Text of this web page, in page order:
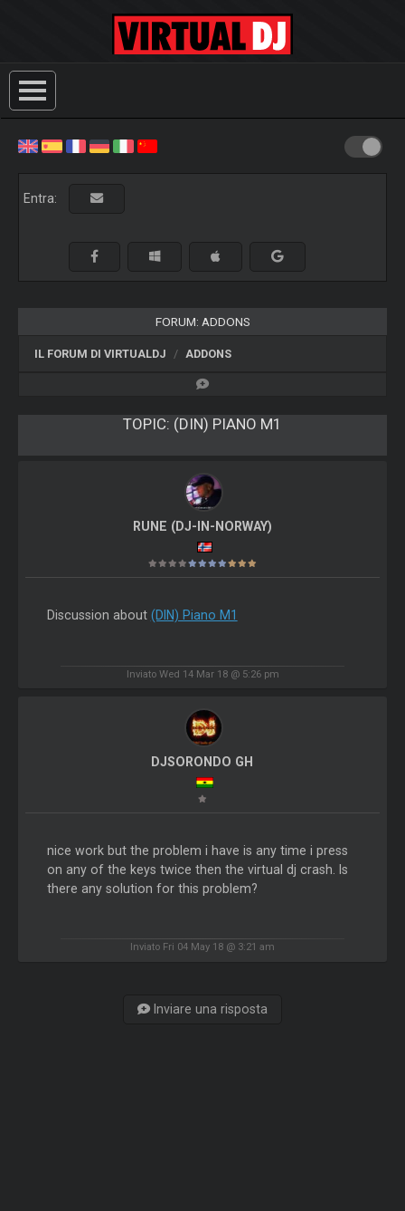
Entra:
FORUM: ADDONS
IL FORUM DI VIRTUALDJ ADDONS
TOPIC: (DIN) PIANO M1
RUNE (DJ-IN-NORWAY)
Discussion about (DIN) Piano M1
Inviato Wed 14 Mar 18 @ 5:26 pm
DJSORONDO GH
nice work but the problem i have is any time i press
on any of the keys twice then the virtual dj crash. Is
there any solution for this problem?
Inviato Fri 04 May 18 @ 3:21 am
Inviare una risposta